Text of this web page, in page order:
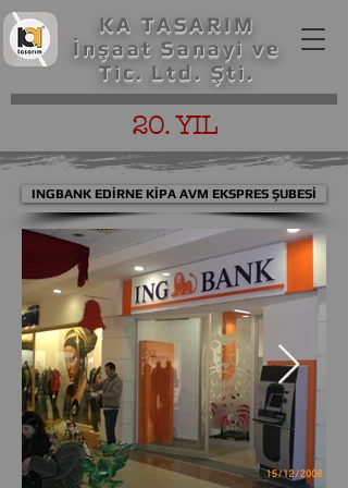
KA TASARIM
İnşaat Sanayi ve
Tic. Ltd. Şti.
20. YIL
INGBANK EDİRNE KİPA AVM EKSPRES ŞUBESİ